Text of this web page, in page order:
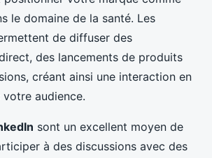
le domaine de la santé. Les
de diffuser des
des lancements de produits
créant ainsi une interaction en
audience.
sont un excellent moyen de
à des discussions avec des